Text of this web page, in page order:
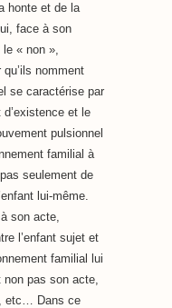
honte et de la
face à son
le « non »,
nomment
se caractérise par
et le
pulsionnel
familial à
seulement de
lui-même.
son acte,
l’enfant sujet et
familial lui
non pas son acte,
etc… Dans ce